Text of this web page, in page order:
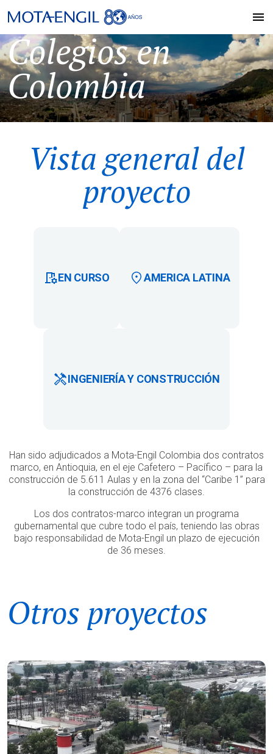
Colegios en
Colombia
Vista general del
proyecto
EN CURSO AMERICA LATINA
INGENIERÍA Y CONSTRUCCIÓN
Han sido adjudicados a Mota-Engil Colombia dos contratos
marco, en Antioquia, en el eje Cafetero – Pacífico – para la
construcción de 5.611 Aulas y en la zona del “Caribe 1” para
la construcción de 4376 clases.
Los dos contratos-marco integran un programa
gubernamental que cubre todo el país, teniendo las obras
bajo responsabilidad de Mota-Engil un plazo de ejecución
de 36 meses.
Otros proyectos